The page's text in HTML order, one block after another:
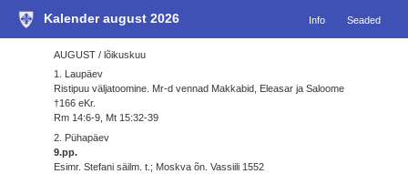
Kalender august 2026 Info Seaded
AUGUST / lõikuskuu
1. Laupäev
Ristipuu väljatoomine. Mr-d vennad Makkabid, Eleasar ja Saloome
†166 eKr.
Rm 14:6-9, Mt 15:32-39
2. Pühapäev
9.pp.
Esimr. Stefani säilm. t.; Moskva õn. Vassiili 1552